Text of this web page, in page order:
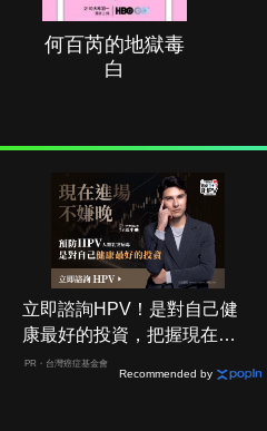
何百芮的地獄毒
白
立即諮詢HPV！是對自己健
康最好的投資，把握現在不
嫌晚！
PR・台灣癌症基金會
Recommended by